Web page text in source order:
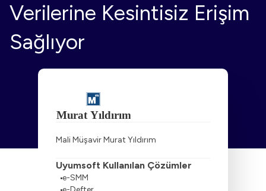
Verilerine Kesintisiz Erişim
Sağlıyor
Mali Müşavir Murat Yıldırım
Uyumsoft Kullanılan Çözümler
e-SMM